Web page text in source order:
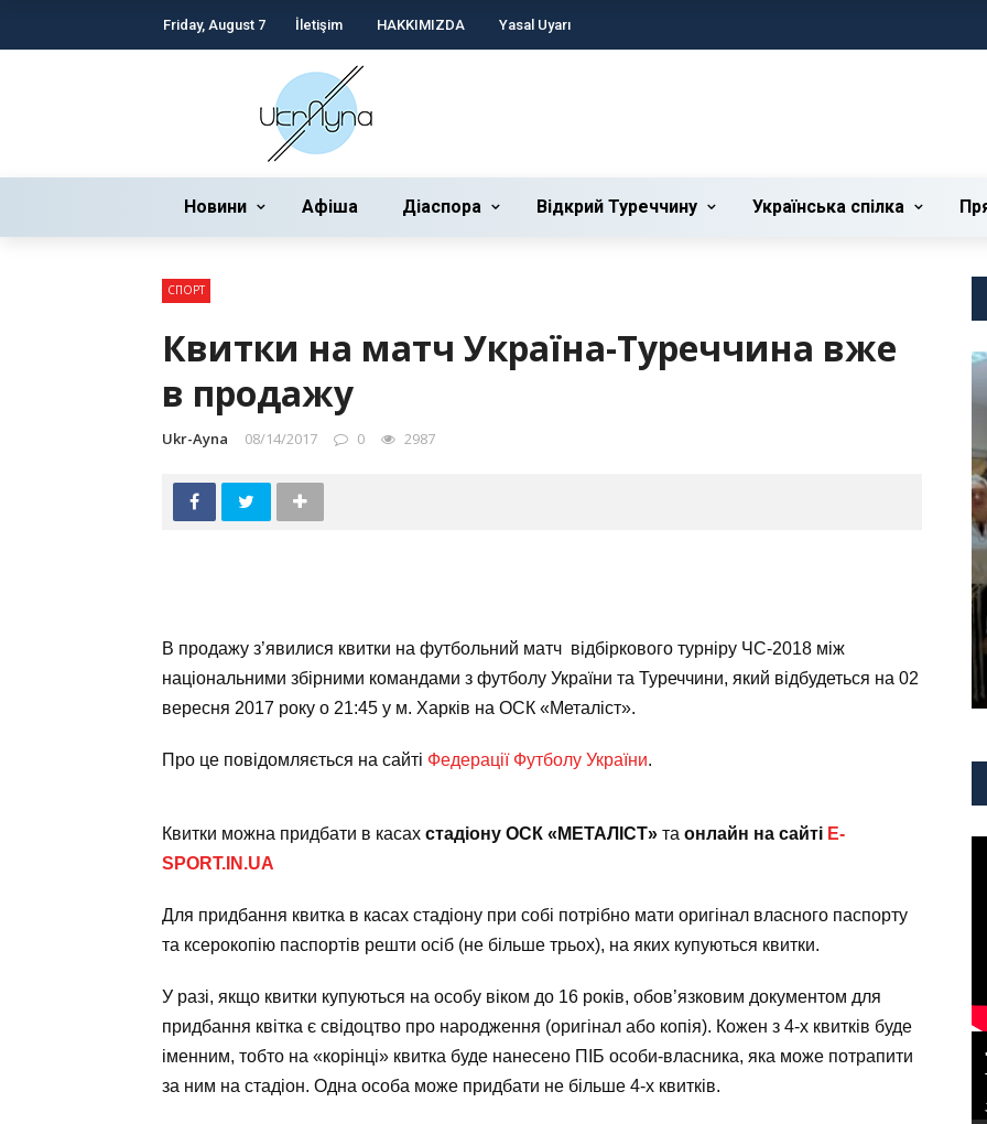
Friday, August 7 İletişim HAKKIMIZDA Yasal Uyarı
Новини Афіша Діаспора Відкрий Туреччину Українська cпілка
СПОРТ
Квитки на матч Україна-Туреччина вже
в продажу
Ukr-Ayna 08/14/2017 0 2987
В продажу з’явилися квитки на футбольний матч відбіркового турніру ЧС-2018 між
національними збірними командами з футболу України та Туреччини, який відбудеться на 02
вересня 2017 року о 21:45 у м. Харків на ОСК «Металіст».
Про це повідомляється на сайті Федерації Футболу України.
Квитки можна придбати в касах стадіону ОСК «МЕТАЛІСТ» та онлайн на сайті E-
SPORT.IN.UA
Для придбання квитка в касах стадіону при собі потрібно мати оригінал власного паспорту
та ксерокопію паспортів решти осіб (не більше трьох), на яких купуються квитки.
У разі, якщо квитки купуються на особу віком до 16 років, обов’язковим документом для
придбання квітка є свідоцтво про народження (оригінал або копія). Кожен з 4-х квитків буде
іменним, тобто на «корінці» квитка буде нанесено ПІБ особи-власника, яка може потрапити
за ним на стадіон. Одна особа може придбати не більше 4-х квитків.